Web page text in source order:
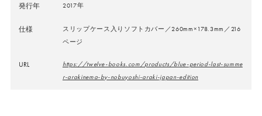
発行年 2017年
仕様
スリップケース入りソフトカバー／260mm×178.3mm／216
ページ
URL
https://twelve-books.com/products/blue-period-last-summe
r-arakinema-by-nobuyoshi-araki-japan-edition